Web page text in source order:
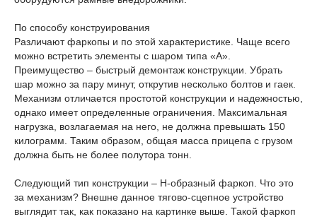
По способу конструирования
Различают фаркопы и по этой характеристике. Чаще всего
можно встретить элементы с шаром типа «А».
Преимущество – быстрый демонтаж конструкции. Убрать
шар можно за пару минут, открутив несколько болтов и гаек.
Механизм отличается простотой конструкции и надежностью,
однако имеет определенные ограничения. Максимальная
нагрузка, возлагаемая на него, не должна превышать 150
килограмм. Таким образом, общая масса прицепа с грузом
должна быть не более полутора тонн.
Следующий тип конструкции – Н-образный фаркоп. Что это
за механизм? Внешне данное тягово-сцепное устройство
выглядит так, как показано на картинке выше. Такой фаркоп